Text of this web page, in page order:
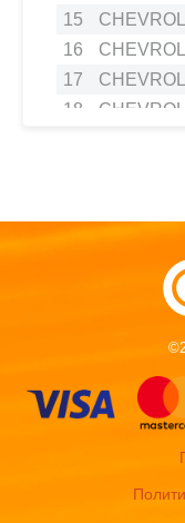
15
16
17
18
22
28